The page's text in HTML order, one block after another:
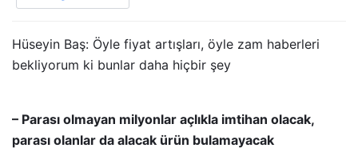
Hüseyin Baş: Öyle fiyat artışları, öyle zam haberleri
bekliyorum ki bunlar daha hiçbir şey
– Parası olmayan milyonlar açlıkla imtihan olacak,
parası olanlar da alacak ürün bulamayacak